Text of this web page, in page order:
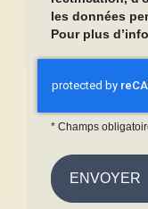
les données
Pour plus
* Champs